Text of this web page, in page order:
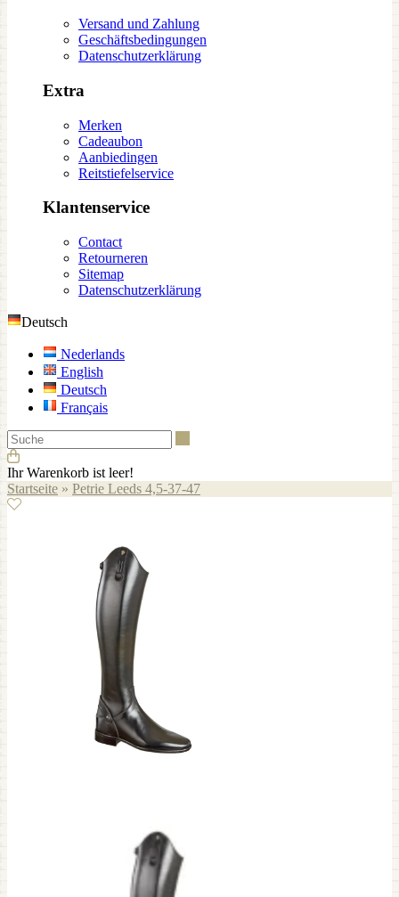
Versand und Zahlung
Geschäftsbedingungen
Datenschutzerklärung
Extra
Merken
Cadeaubon
Aanbiedingen
Reitstiefelservice
Klantenservice
Contact
Retourneren
Sitemap
Datenschutzerklärung
Deutsch
Nederlands
English
Deutsch
Français
Ihr Warenkorb ist leer!
Startseite » Petrie Leeds 4,5-37-47